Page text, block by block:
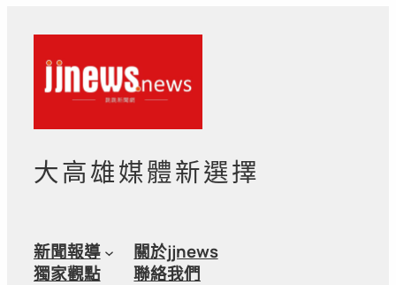
大高雄媒體新選擇
新聞報導
獨家觀點
關於jjnews
聯絡我們